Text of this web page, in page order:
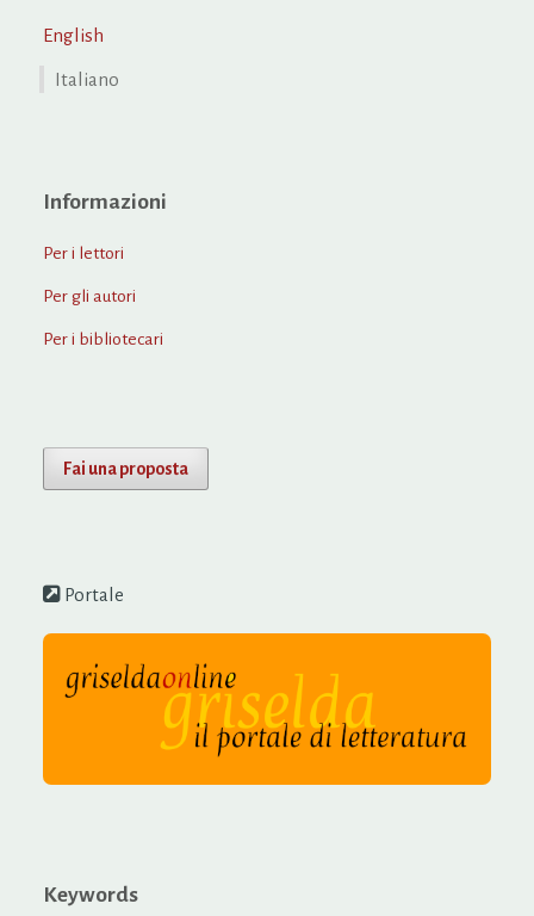
English
Italiano
Informazioni
Per i lettori
Per gli autori
Per i bibliotecari
Fai una proposta
Portale
Keywords